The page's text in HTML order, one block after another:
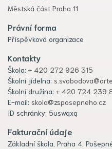
Městská část Praha 11
Právní forma
Příspěvková organizace
Kontakty
Škola: + 420 272 926 315
Školní jídelna:
Školní družina: + 420 724 239
E-mail: skola@zsposepneho.cz
ID schránky: 5uswqxq
Fakturační údaje
Základní škola, Praha 4,